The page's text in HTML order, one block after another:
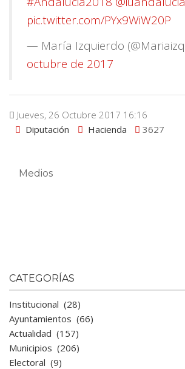
pic.twitter.com/PYx9WiW20P
— María Izquierdo
octubre de 2017
Jueves, 26 Octubre 2017 16:16
Diputación
Hacienda 3627
Medios
CATEGORÍAS
Institucional (28)
Ayuntamientos (66)
Actualidad (157)
Municipios (206)
Electoral (9)